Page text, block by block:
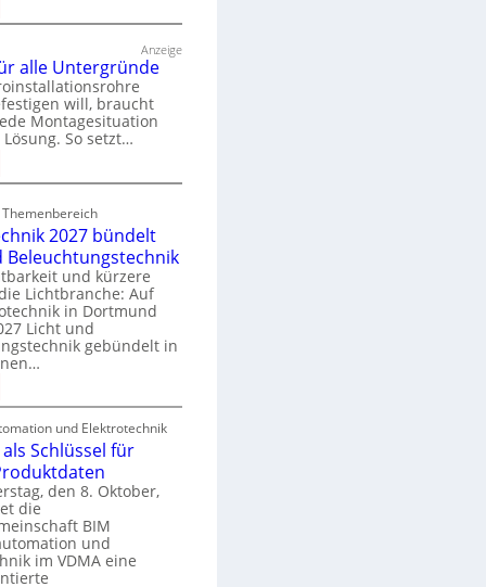
Anzeige
alle Untergründe
will, braucht
Montagesituation
So setzt…
2027 bündelt
Beleuchtungstechnik
und kürzere
Lichtbranche: Auf
in Dortmund
Licht und
gebündelt in
und Elektrotechnik
als Schlüssel für
den 8. Oktober,
die
BIM
und
im VDMA eine